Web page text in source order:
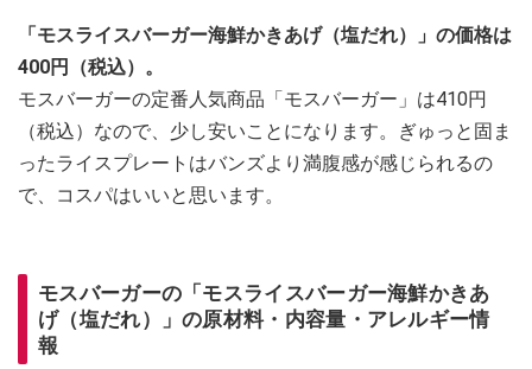
「モスライスバーガー海鮮かきあげ（塩だれ）」の価格は
400円（税込）。
モスバーガーの定番人気商品「モスバーガー」は410円
（税込）なので、少し安いことになります。ぎゅっと固ま
ったライスプレートはバンズより満腹感が感じられるの
で、コスパはいいと思います。
モスバーガーの「モスライスバーガー海鮮かきあ
げ（塩だれ）」の原材料・内容量・アレルギー情
報